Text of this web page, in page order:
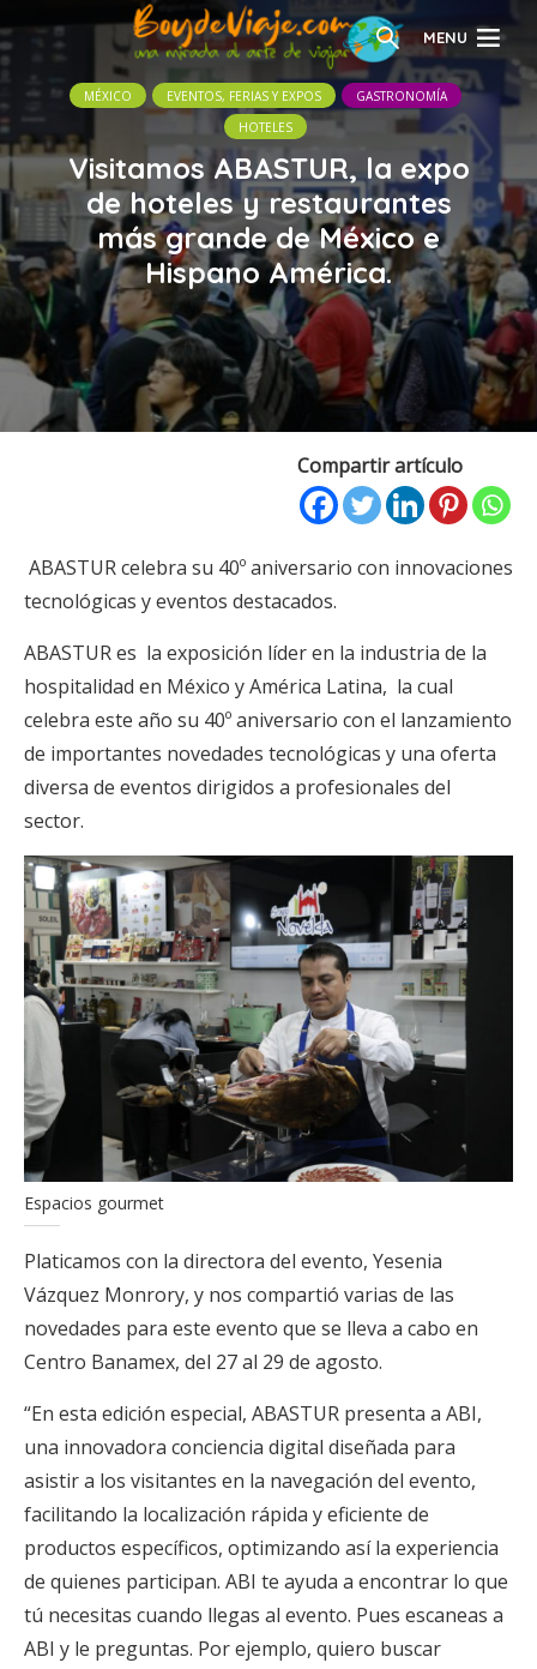
MENU
MÉXICO EVENTOS, FERIAS Y EXPOS
GASTRONOMÍA
HOTELES
Visitamos ABASTUR, la expo
de hoteles y restaurantes
más grande de México e
Hispano América.
Compartir artículo
ABASTUR celebra su 40º aniversario con innovaciones
tecnológicas y eventos destacados.
ABASTUR es la exposición líder en la industria de la
hospitalidad en México y América Latina, la cual
celebra este año su 40º aniversario con el lanzamiento
de importantes novedades tecnológicas y una oferta
diversa de eventos dirigidos a profesionales del
sector.
Espacios gourmet
Platicamos con la directora del evento, Yesenia
Vázquez Monrory, y nos compartió varias de las
novedades para este evento que se lleva a cabo en
Centro Banamex, del 27 al 29 de agosto.
“En esta edición especial, ABASTUR presenta a ABI,
una innovadora conciencia digital diseñada para
asistir a los visitantes en la navegación del evento,
facilitando la localización rápida y eficiente de
productos específicos, optimizando así la experiencia
de quienes participan. ABI te ayuda a encontrar lo que
tú necesitas cuando llegas al evento. Pues escaneas a
ABI y le preguntas. Por ejemplo, quiero buscar